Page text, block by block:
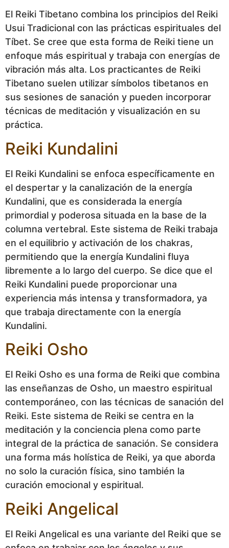
El Reiki Tibetano combina los principios del Reiki
Usui Tradicional con las prácticas espirituales del
Tíbet. Se cree que esta forma de Reiki tiene un
enfoque más espiritual y trabaja con energías de
vibración más alta. Los practicantes de Reiki
Tibetano suelen utilizar símbolos tibetanos en
sus sesiones de sanación y pueden incorporar
técnicas de meditación y visualización en su
práctica.
Reiki Kundalini
El Reiki Kundalini se enfoca específicamente en
el despertar y la canalización de la energía
Kundalini, que es considerada la energía
primordial y poderosa situada en la base de la
columna vertebral. Este sistema de Reiki trabaja
en el equilibrio y activación de los chakras,
permitiendo que la energía Kundalini fluya
libremente a lo largo del cuerpo. Se dice que el
Reiki Kundalini puede proporcionar una
experiencia más intensa y transformadora, ya
que trabaja directamente con la energía
Kundalini.
Reiki Osho
El Reiki Osho es una forma de Reiki que combina
las enseñanzas de Osho, un maestro espiritual
contemporáneo, con las técnicas de sanación del
Reiki. Este sistema de Reiki se centra en la
meditación y la conciencia plena como parte
integral de la práctica de sanación. Se considera
una forma más holística de Reiki, ya que aborda
no solo la curación física, sino también la
curación emocional y espiritual.
Reiki Angelical
El Reiki Angelical es una variante del Reiki que se